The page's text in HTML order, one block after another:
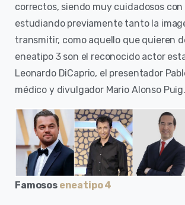
correctos, siendo muy cuidadosos
estudiando previamente tanto la
transmitir, como aquello que quieren
eneatipo 3 son el reconocido actor
Leonardo DiCaprio, el presentador
médico y divulgador Mario Alonso Puig.
Famosos eneatipo 4